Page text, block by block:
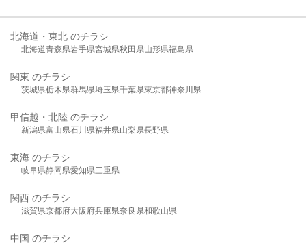
北海道・東北 のチラシ
北海道青森県岩手県宮城県秋田県山形県福島県
関東 のチラシ
茨城県栃木県群馬県埼玉県千葉県東京都神奈川県
甲信越・北陸 のチラシ
新潟県富山県石川県福井県山梨県長野県
東海 のチラシ
岐阜県静岡県愛知県三重県
関西 のチラシ
滋賀県京都府大阪府兵庫県奈良県和歌山県
中国 のチラシ